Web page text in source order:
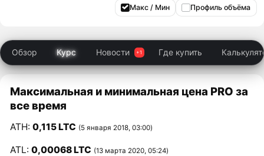
Макс / Мин Профиль объёма
Обзор Курс Новости Где купить
Максимальная и минимальная цена PRO за
все время
ATH:0,115 LTC (5 января 2018, 03:00)
ATL:0,00068 LTC (13 марта 2020, 05:24)